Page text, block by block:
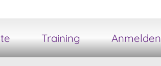
Training Anmelden